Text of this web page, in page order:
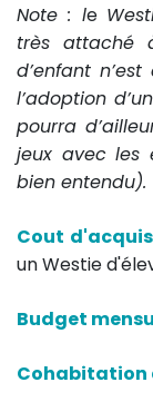
Note : le
très attaché
d’enfant
l’adoption
pourra
jeux avec les
bien entendu).
Cout
un Westie
Budget
Cohabitation